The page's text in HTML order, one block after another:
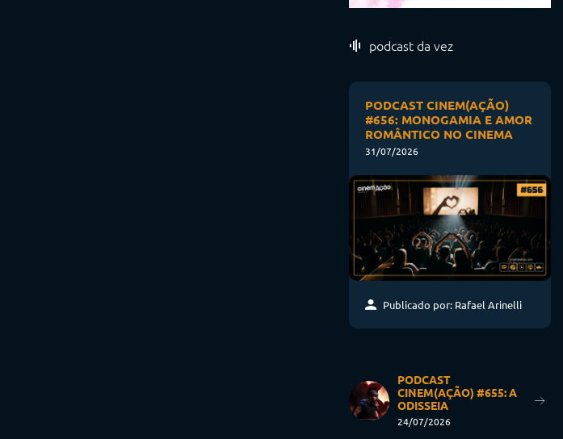
podcast da vez
PODCAST CINEM(AÇÃO)
#656: MONOGAMIA E AMOR
ROMÂNTICO NO CINEMA
31/07/2026
Publicado por: Rafael Arinelli
PODCAST
CINEM(AÇÃO) #655: A
ODISSEIA
24/07/2026